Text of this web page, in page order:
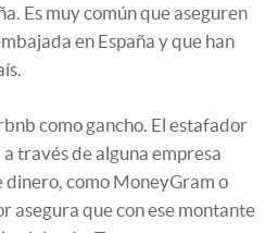
Es muy común que aseguren
en España y que han
como gancho. El estafador
través de alguna empresa
dinero, como MoneyGram o
asegura que con ese montante